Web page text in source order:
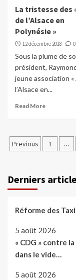
La tristesse des
de l’Alsace en
Polynésie »
12 décembre 2018 0
Sous la plume de
président,
jeune association «
l’Alsace en...
Read More
Previous 1 …
Derniers
Réforme des
5 août 2026
« CDG » contre
dans le vide…
5 août 2026